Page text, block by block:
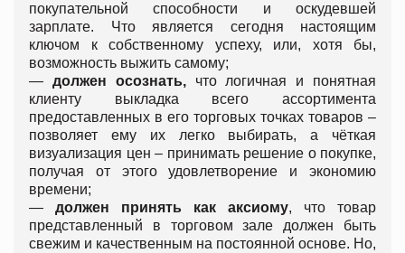
покупательной способности и оскудевшей
зарплате. Что является сегодня настоящим
ключом к собственному успеху, или, хотя бы,
возможность выжить самому;
— должен осознать,что логичная и понятная
клиенту выкладка всего ассортимента
предоставленных в его торговых точках товаров –
позволяет ему их легко выбирать, а чёткая
визуализация цен – принимать решение о покупке,
получая от этого удовлетворение и экономию
времени;
— должен принять как аксиому, что товар
представленный в торговом зале должен быть
свежим и качественным на постоянной основе. Но,